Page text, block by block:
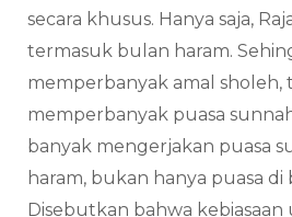
secara khusus. Hanya saja,
termasuk bulan haram.
memperbanyak amal sholeh,
memperbanyak puasa
banyak mengerjakan puasa
haram, bukan hanya puasa di
Disebutkan bahwa